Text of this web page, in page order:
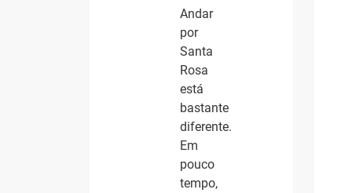
Andar
por
Santa
Rosa
está
bastante
diferente.
Em
pouco
tempo,